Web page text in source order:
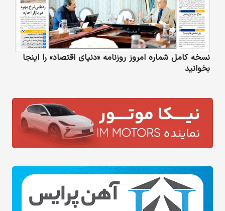
نسخه کامل شماره امروز روزنامه «دنیای‌ اقتصاد» را اینجا
بخوانید